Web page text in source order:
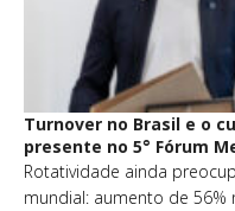
Turnover no Brasil e o
presente no 5° Fórum
Rotatividade ainda
mundial: aumento de 56%